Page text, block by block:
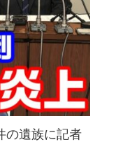
の遺族に記者